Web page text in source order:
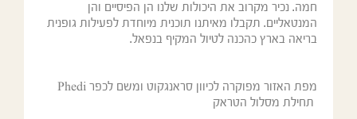
חמה. נכיר מקרוב את היכולות שלנו הן הפיסיים והן
המנטאליים. תקבלו מאיתנו תוכנית מיוחדת לפעילות גופנית
בריאה בארץ כהכנה לטיול המקיף בנפאל.
מפת האזור מפוקרה לכיוון סראנגקוט ומשם לכפר Phedi
תחילת מסלול הטראק